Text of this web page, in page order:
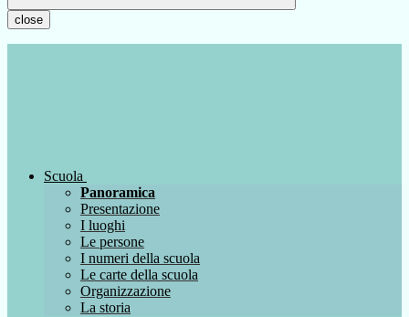
close
Scuola
Panoramica
Presentazione
I luoghi
Le persone
I numeri della scuola
Le carte della scuola
Organizzazione
La storia